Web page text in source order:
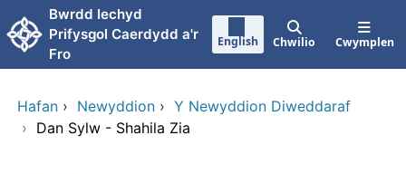
Neidio i'r prif gynnwy
Bwrdd Iechyd
Prifysgol Caerdydd a'r
Fro
English Chwilio Cwymplen
Hafan › Newyddion › Y Newyddion Diweddaraf
› Dan Sylw - Shahila Zia